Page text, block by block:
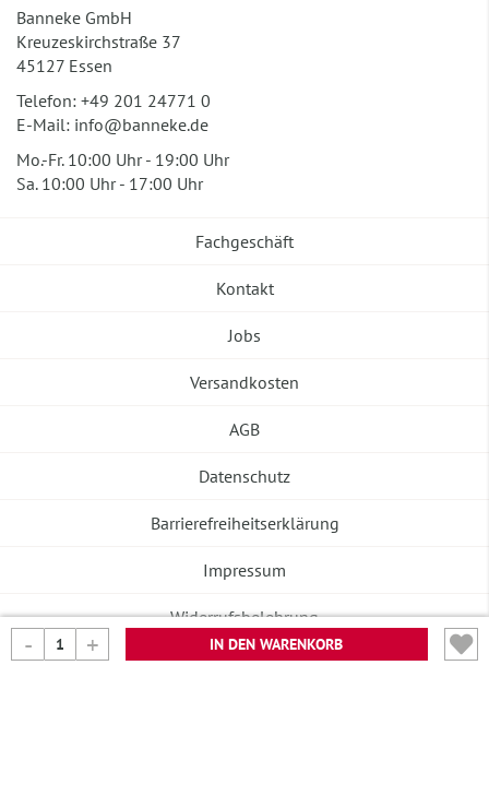
IN DEN WARENKORB
Banneke GmbH
Kreuzeskirchstraße 37
45127 Essen
Telefon: +49 201 24771 0
E-Mail: info@banneke.de
Mo.-Fr. 10:00 Uhr - 19:00 Uhr
Sa. 10:00 Uhr - 17:00 Uhr
Fachgeschäft
Kontakt
Jobs
Versandkosten
AGB
Datenschutz
Barrierefreiheitserklärung
Impressum
Widerrufsbelehrung
Vertrag widerrufen